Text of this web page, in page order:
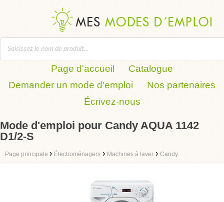
Page d'accueil
Catalogue
Demander un mode d'emploi
Nos partenaires
Écrivez-nous
Mode d'emploi pour Candy AQUA 1142
D1/2-S
Page principale › Électroménagers › Machines à laver › Candy